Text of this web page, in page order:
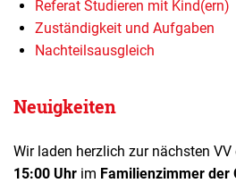
Referat Studieren mit Kind(ern)
Zuständigkeit und Aufgaben
Nachteilsausgleich
Neuigkeiten
Wir laden herzlich zur nächsten VV
15:00 Uhr im Familienzimmer der